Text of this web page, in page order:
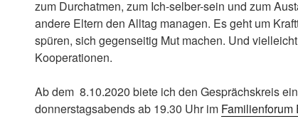
zum Durchatmen, zum Ich-selber-sein und zum
andere Eltern den Alltag managen. Es geht um
spüren, sich gegenseitig Mut machen. Und
Kooperationen.
Ab dem 8.10.2020 biete ich den Gesprächskreis
donnerstagsabends ab 19.30 Uhr im Familienforum